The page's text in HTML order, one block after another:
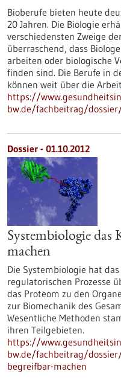
Bioberufe bieten heute
20 Jahren. Die Biologie
verschiedensten Zweige
überraschend, dass
arbeiten oder biologische
finden sind. Die Berufe in
können weit über die
https://
bw.de/fachbeitrag/
Dossier - 01.10.2012
Systembiologie das
machen
Die Systembiologie hat
regulatorischen Prozesse
das Proteom zu den
zur Biomechanik des
Wesentliche Methoden
ihren Teilgebieten.
https://
bw.de/fachbeitrag/
begreifbar-machen